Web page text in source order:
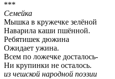
***
Семейка
Мышка в кружечке зелёной
Наварила каши пшённой.
Ребятишек дюжина
Ожидает ужина.
Всем по ложечке досталось-
Ни крупинки не осталось.
из чешской народной поэзии